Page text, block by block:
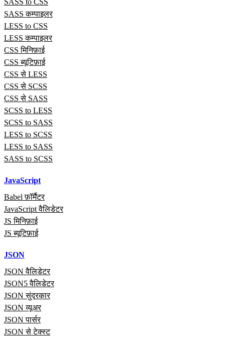
SASS to CSS
SASS कम्पाइलर
LESS to CSS
LESS कम्पाइलर
CSS मिनिफ़ाई
CSS ब्यूटिफ़ाई
CSS से LESS
CSS से SCSS
CSS से SASS
SCSS to LESS
SCSS to SASS
LESS to SCSS
LESS to SASS
SASS to SCSS
JavaScript
Babel फ़ॉर्मैटर
JavaScript वैलिडेटर
JS मिनिफ़ाई
JS ब्यूटिफ़ाई
JSON
JSON वैलिडेटर
JSON5 वैलिडेटर
JSON सुंदरकार
JSON व्यूअर
JSON पार्सर
JSON से टेक्स्ट